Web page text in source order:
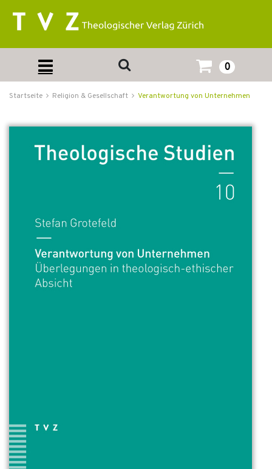
0
Startseite Religion & Gesellschaft Verantwortung von Unternehmen